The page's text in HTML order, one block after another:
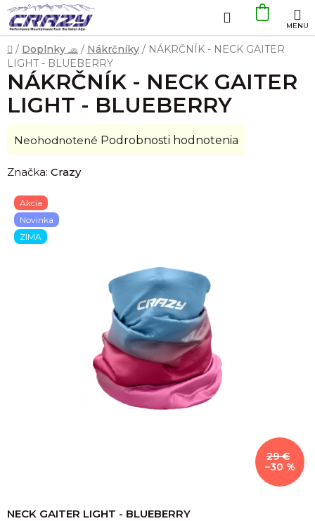
Prejsť
na
obsah
Hľadať
KOŠÍK
Domov
/ Doplnky 🧢 / Nákrčníky / NÁKRČNÍK - NECK GAITER
LIGHT - BLUEBERRY
NECK GAITER LIGHT - BLUEBERRY
NÁKRČNÍK - NECK GAITER
LIGHT - BLUEBERRY
Priemerné
produktu
0,0
z
5
Neohodnotené Podrobnosti hodnotenia
Značka: Crazy
Akcia
Novinka
ZIMA
29 €
–30 %